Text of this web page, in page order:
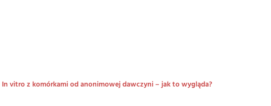
In vitro z komórkami od anonimowej dawczyni – jak to wygląda?